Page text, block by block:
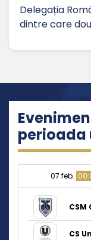
Delegația
dintre care
perioada
07 feb.
CS